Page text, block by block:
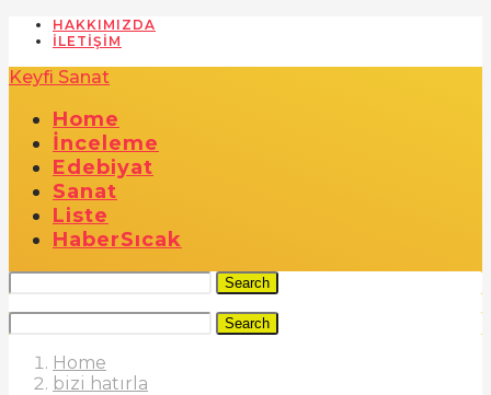
HAKKIMIZDA
İLETIŞIM
Keyfi Sanat
Home
İnceleme
Edebiyat
Sanat
Liste
HaberSıcak
Search
Search
Home
bizi hatırla